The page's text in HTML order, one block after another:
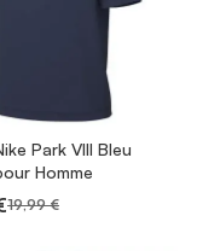
Park VIII Bleu
Homme
19,99 €